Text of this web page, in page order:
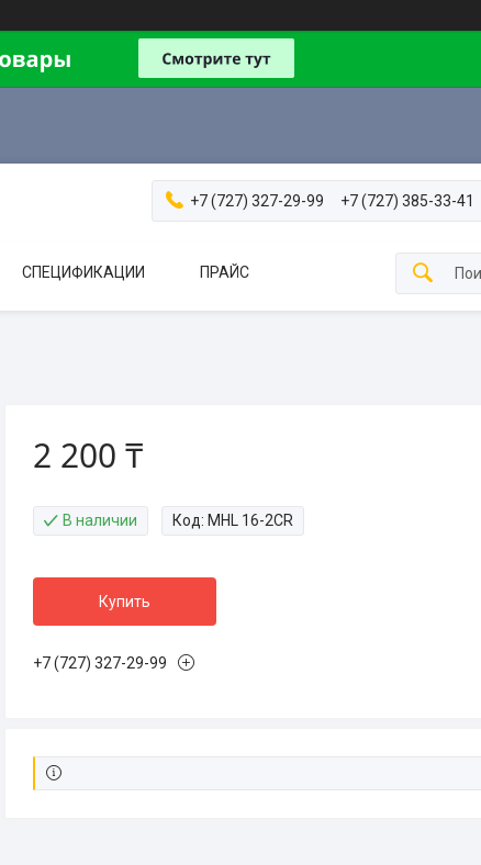
+7 (727) 327-29-99 +7 (727) 385-33-41
СПЕЦИФИКАЦИИ ПРАЙС
2 200 ₸
В наличии Код: MHL 16-2CR
Купить
+7 (727) 327-29-99